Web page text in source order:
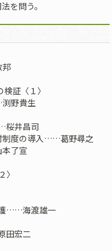
を問う。
証〈１〉
野貴生
桜井昌司
制度の導入……葛野尋之
了宣
護……海渡雄一
田宏二